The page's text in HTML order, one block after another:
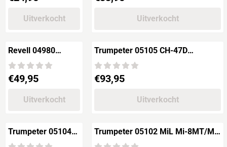
Uitverkocht Uitverkocht
Revell 04980
AIBUS H145
POLICE
Surveillance
Prijs: 49,95
€49,95
Uitverkocht
Trumpeter 05105 CH-47D
CHINOOK
Prijs: 93,95
€93,95
Uitverkocht
Trumpeter 05104
CH-47A CHINOOK
Trumpeter 05102 MiL Mi-8MT/Mi-
17 Hip-H Helicopter